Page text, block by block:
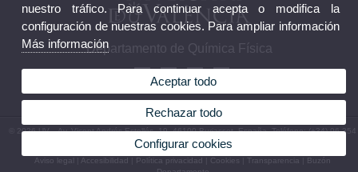
Departamento de Química Física
© 2026 UV. - Av. Vicent Andrés Estellés, 19. 46100 Burjassot. España. Teléfono: (+34) 96 354
33 89
Aviso legal |Accesibilidad Política privacidad Cookies Transparencia
Buzón
nuestro tráfico. Para continuar acepta o modifica la
configuración de nuestras cookies. Para ampliar información
Más información
Aceptar todo
Rechazar todo
Configurar cookies